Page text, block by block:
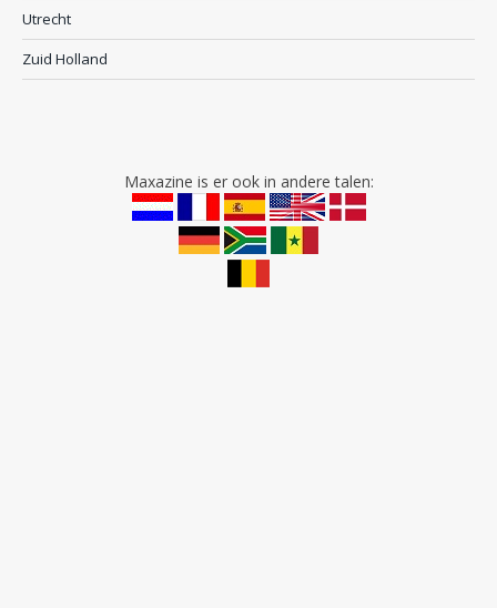
Utrecht
Zuid Holland
Maxazine is er ook in andere talen: